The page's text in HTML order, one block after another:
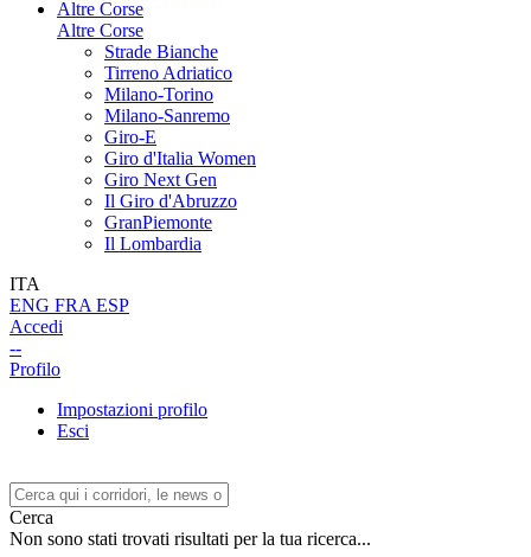
Altre Corse
Altre Corse
Strade Bianche
Tirreno Adriatico
Milano-Torino
Milano-Sanremo
Giro-E
Giro d'Italia Women
Giro Next Gen
Il Giro d'Abruzzo
GranPiemonte
Il Lombardia
ITA
ENG FRA ESP
Accedi
--
Profilo
Impostazioni profilo
Esci
Cerca
Non sono stati trovati risultati per la tua ricerca...